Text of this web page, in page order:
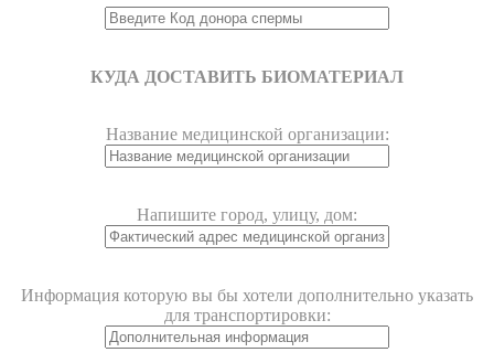
КУДА ДОСТАВИТЬ БИОМАТЕРИАЛ
Название медицинской организации:
Напишите город, улицу, дом:
Информация которую вы бы хотели дополнительно указать
для транспортировки: